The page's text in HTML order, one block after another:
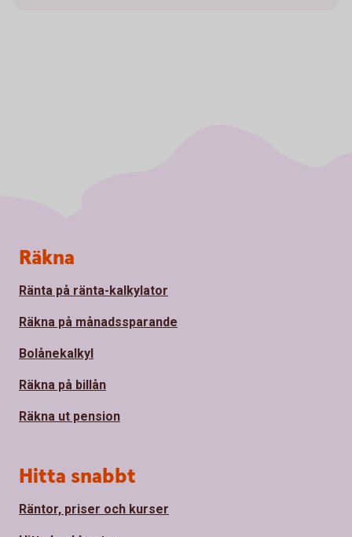
Sidfot
Räkna
Ränta på ränta-kalkylator
Räkna på månadssparande
Bolånekalkyl
Räkna på billån
Räkna ut pension
Hitta snabbt
Räntor, priser och kurser